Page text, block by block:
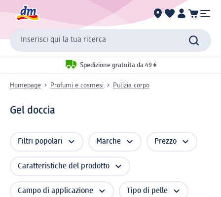
Inserisci qui la tua ricerca
Spedizione gratuita da 49 €
Homepage Profumi e cosmesi Pulizia corpo
Gel doccia
Filtri popolari Marche Prezzo
Caratteristiche del prodotto
Campo di applicazione Tipo di pelle